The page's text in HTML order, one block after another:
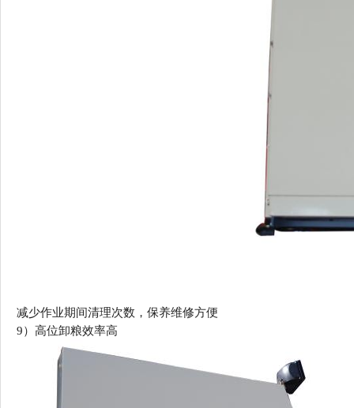
减少作业期间清理次数，保养维修方便
9） 高位卸粮效率高